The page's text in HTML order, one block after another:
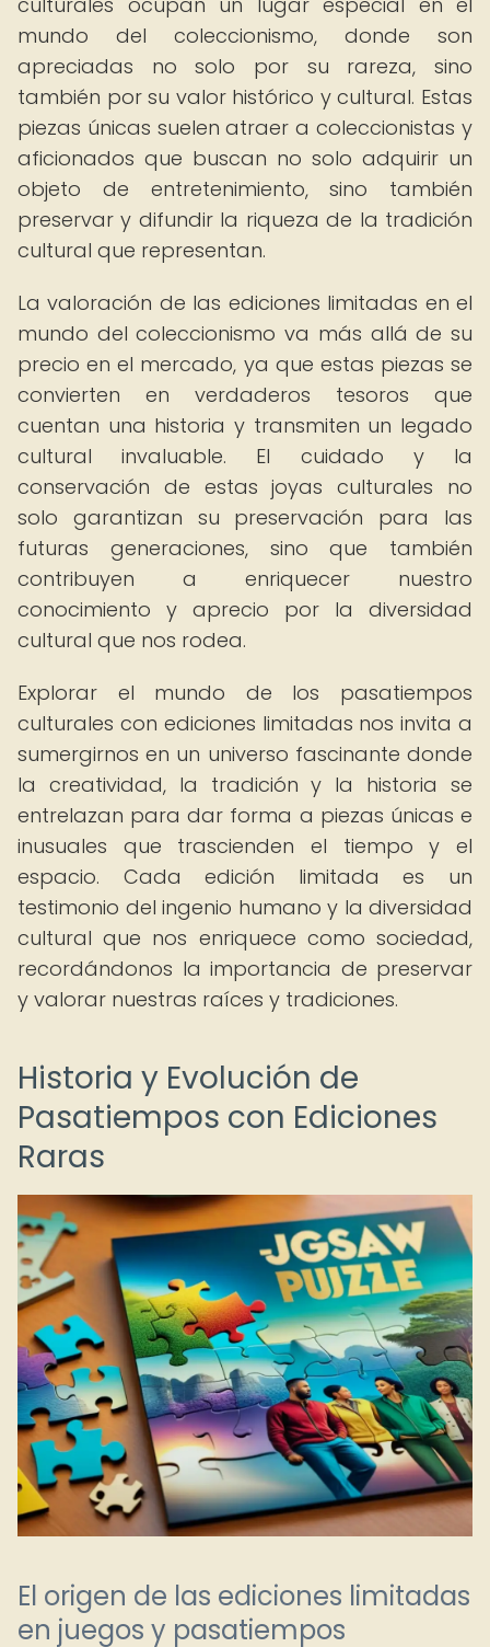
mundo del coleccionismo, donde son
apreciadas no solo por su rareza, sino
también por su valor histórico y cultural. Estas
piezas únicas suelen atraer a coleccionistas y
aficionados que buscan no solo adquirir un
objeto de entretenimiento, sino también
preservar y difundir la riqueza de la tradición
cultural que representan.
La valoración de las ediciones limitadas en el
mundo del coleccionismo va más allá de su
precio en el mercado, ya que estas piezas se
convierten en verdaderos tesoros que
cuentan una historia y transmiten un legado
cultural invaluable. El cuidado y la
conservación de estas joyas culturales no
solo garantizan su preservación para las
futuras generaciones, sino que también
contribuyen a enriquecer nuestro
conocimiento y aprecio por la diversidad
cultural que nos rodea.
Explorar el mundo de los pasatiempos
culturales con ediciones limitadas nos invita a
sumergirnos en un universo fascinante donde
la creatividad, la tradición y la historia se
entrelazan para dar forma a piezas únicas e
inusuales que trascienden el tiempo y el
espacio. Cada edición limitada es un
testimonio del ingenio humano y la diversidad
cultural que nos enriquece como sociedad,
recordándonos la importancia de preservar
y valorar nuestras raíces y tradiciones.
Historia y Evolución de
Pasatiempos con Ediciones
Raras
El origen de las ediciones limitadas
en juegos y pasatiempos